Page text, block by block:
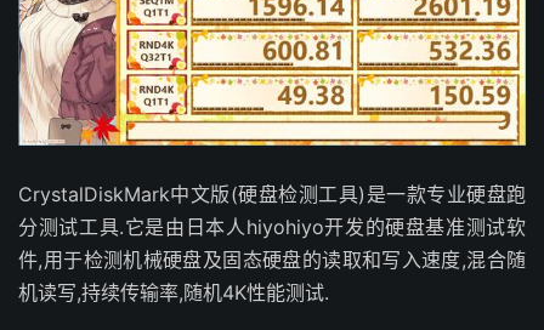
CrystalDiskMark中文版(硬盘检测工具)是一款专业硬盘跑
分测试工具.它是由日本人hiyohiyo开发的硬盘基准测试软
件,用于检测机械硬盘及固态硬盘的读取和写入速度,混合随
机读写,持续传输率,随机4K性能测试.